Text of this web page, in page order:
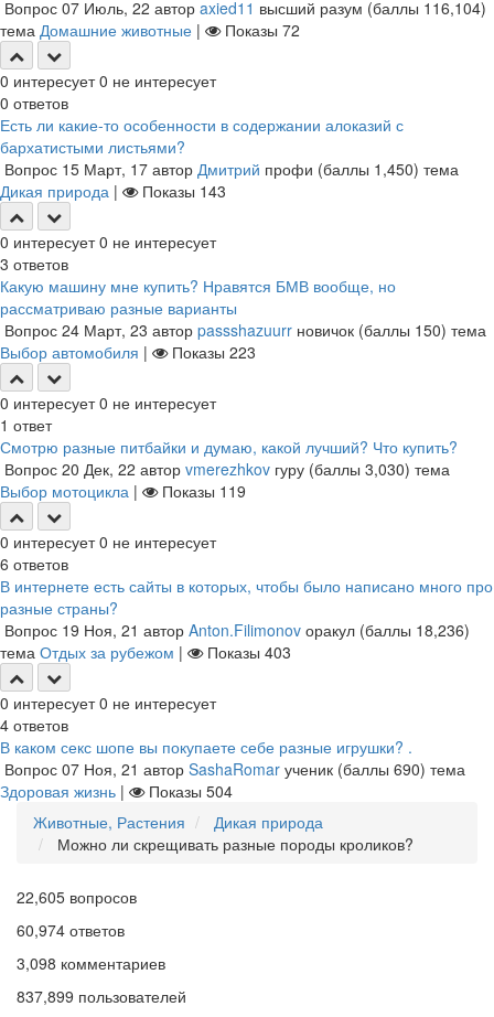
Вопрос 07 Июль, 22 автор axied11 высший разум (баллы 116,104)
тема Домашние животные | Показы 72
0 интересует 0 не интересует
0 ответов
Есть ли какие-то особенности в содержании алоказий с
бархатистыми листьями?
Вопрос 15 Март, 17 автор Дмитрий профи (баллы 1,450) тема
Дикая природа | Показы 143
0 интересует 0 не интересует
3 ответов
Какую машину мне купить? Нравятся БМВ вообще, но
рассматриваю разные варианты
Вопрос 24 Март, 23 автор passshazuurr новичок (баллы 150) тема
Выбор автомобиля | Показы 223
0 интересует 0 не интересует
1 ответ
Смотрю разные питбайки и думаю, какой лучший? Что купить?
Вопрос 20 Дек, 22 автор vmerezhkov гуру (баллы 3,030) тема
Выбор мотоцикла | Показы 119
0 интересует 0 не интересует
6 ответов
В интернете есть сайты в которых, чтобы было написано много про
разные страны?
Вопрос 19 Ноя, 21 автор Anton.Filimonov оракул (баллы 18,236)
тема Отдых за рубежом | Показы 403
0 интересует 0 не интересует
4 ответов
В каком секс шопе вы покупаете себе разные игрушки? .
Вопрос 07 Ноя, 21 автор SashaRomar ученик (баллы 690) тема
Здоровая жизнь | Показы 504
Животные, Растения
Дикая природа
Можно ли скрещивать разные породы кроликов?
22,605 вопросов
60,974 ответов
3,098 комментариев
837,899 пользователей